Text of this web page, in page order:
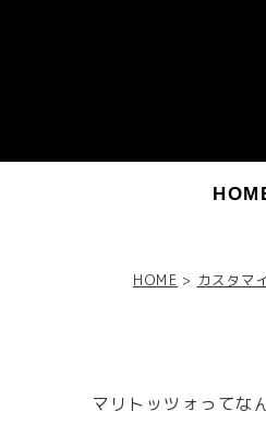
HOME カスタマ
マリトッツォってな